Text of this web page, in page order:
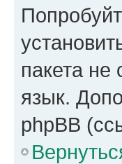
пакета не
язык.
phpBB